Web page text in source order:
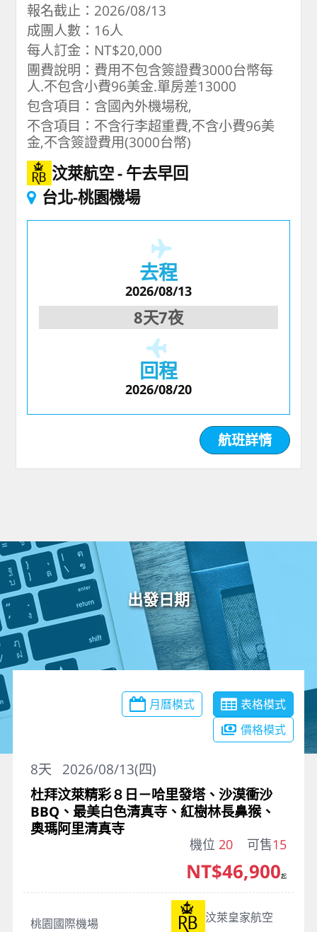
報名截止：2026/08/13
成團人數：16人
每人訂金：NT$20,000
團費說明：費用不包含簽證費3000台幣每
人.不包含小費96美金.單房差13000
包含項目：含國內外機場稅,
不含項目：不含行李超重費,不含小費96美
金,不含簽證費用(3000台幣)
汶萊航空 午去早回
台北-桃園機場
去程
2026/08/13
8天7夜
回程
2026/08/20
航班詳情
出發日期
月曆模式
表格模式
價格模式
2026/08/13(四)
8天
杜拜汶萊精彩８日－哈里發塔、沙漠衝沙
BBQ、最美白色清真寺、紅樹林長鼻猴、
奧瑪阿里清真寺
機位 20 可售15
桃園國際機場
汶萊皇家航空
NT$46,900起